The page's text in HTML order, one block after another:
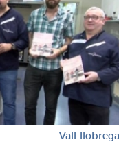
Vall-llobrega